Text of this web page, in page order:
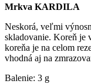
Mrkva KARDILA
Neskorá, veľmi
skladovanie. Koreň je
koreňa je na celom
vhodná aj na
Balenie: 3 g